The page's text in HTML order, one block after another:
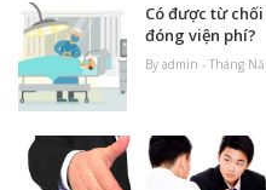
Có được từ
đóng viện phí?
By admin - Tháng